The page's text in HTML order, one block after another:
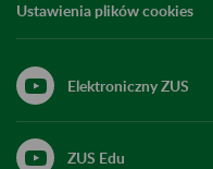
Ustawienia plików cookies
Elektroniczny ZUS
ZUS Edu